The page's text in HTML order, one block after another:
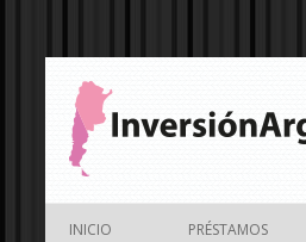
INICIO PRÉSTAMOS